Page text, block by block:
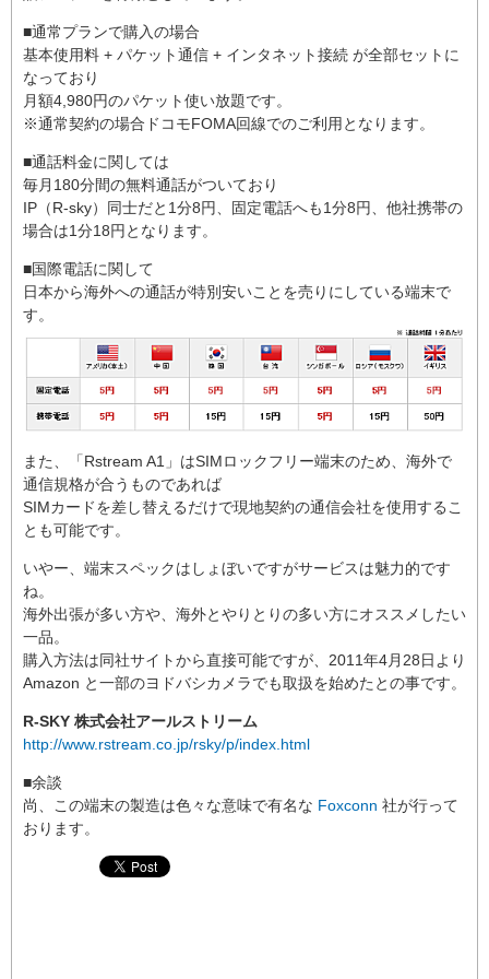
■通常プランで購入の場合
基本使用料 + パケット通信 + インタネット接続 が全部セットに
なっており
月額4,980円のパケット使い放題です。
※通常契約の場合ドコモFOMA回線でのご利用となります。
■通話料金に関しては
毎月180分間の無料通話がついており
IP（R-sky）同士だと1分8円、固定電話へも1分8円、他社携帯の
場合は1分18円となります。
■国際電話に関して
日本から海外への通話が特別安いことを売りにしている端末で
す。
また、「Rstream A1」はSIMロックフリー端末のため、海外で
通信規格が合うものであれば
SIMカードを差し替えるだけで現地契約の通信会社を使用するこ
とも可能です。
いやー、端末スペックはしょぼいですがサービスは魅力的です
ね。
海外出張が多い方や、海外とやりとりの多い方にオススメしたい
一品。
購入方法は同社サイトから直接可能ですが、2011年4月28日より
Amazon と一部のヨドバシカメラでも取扱を始めたとの事です。
R-SKY 株式会社アールストリーム
http://www.rstream.co.jp/rsky/p/index.html
■余談
尚、この端末の製造は色々な意味で有名な Foxconn 社が行って
おります。